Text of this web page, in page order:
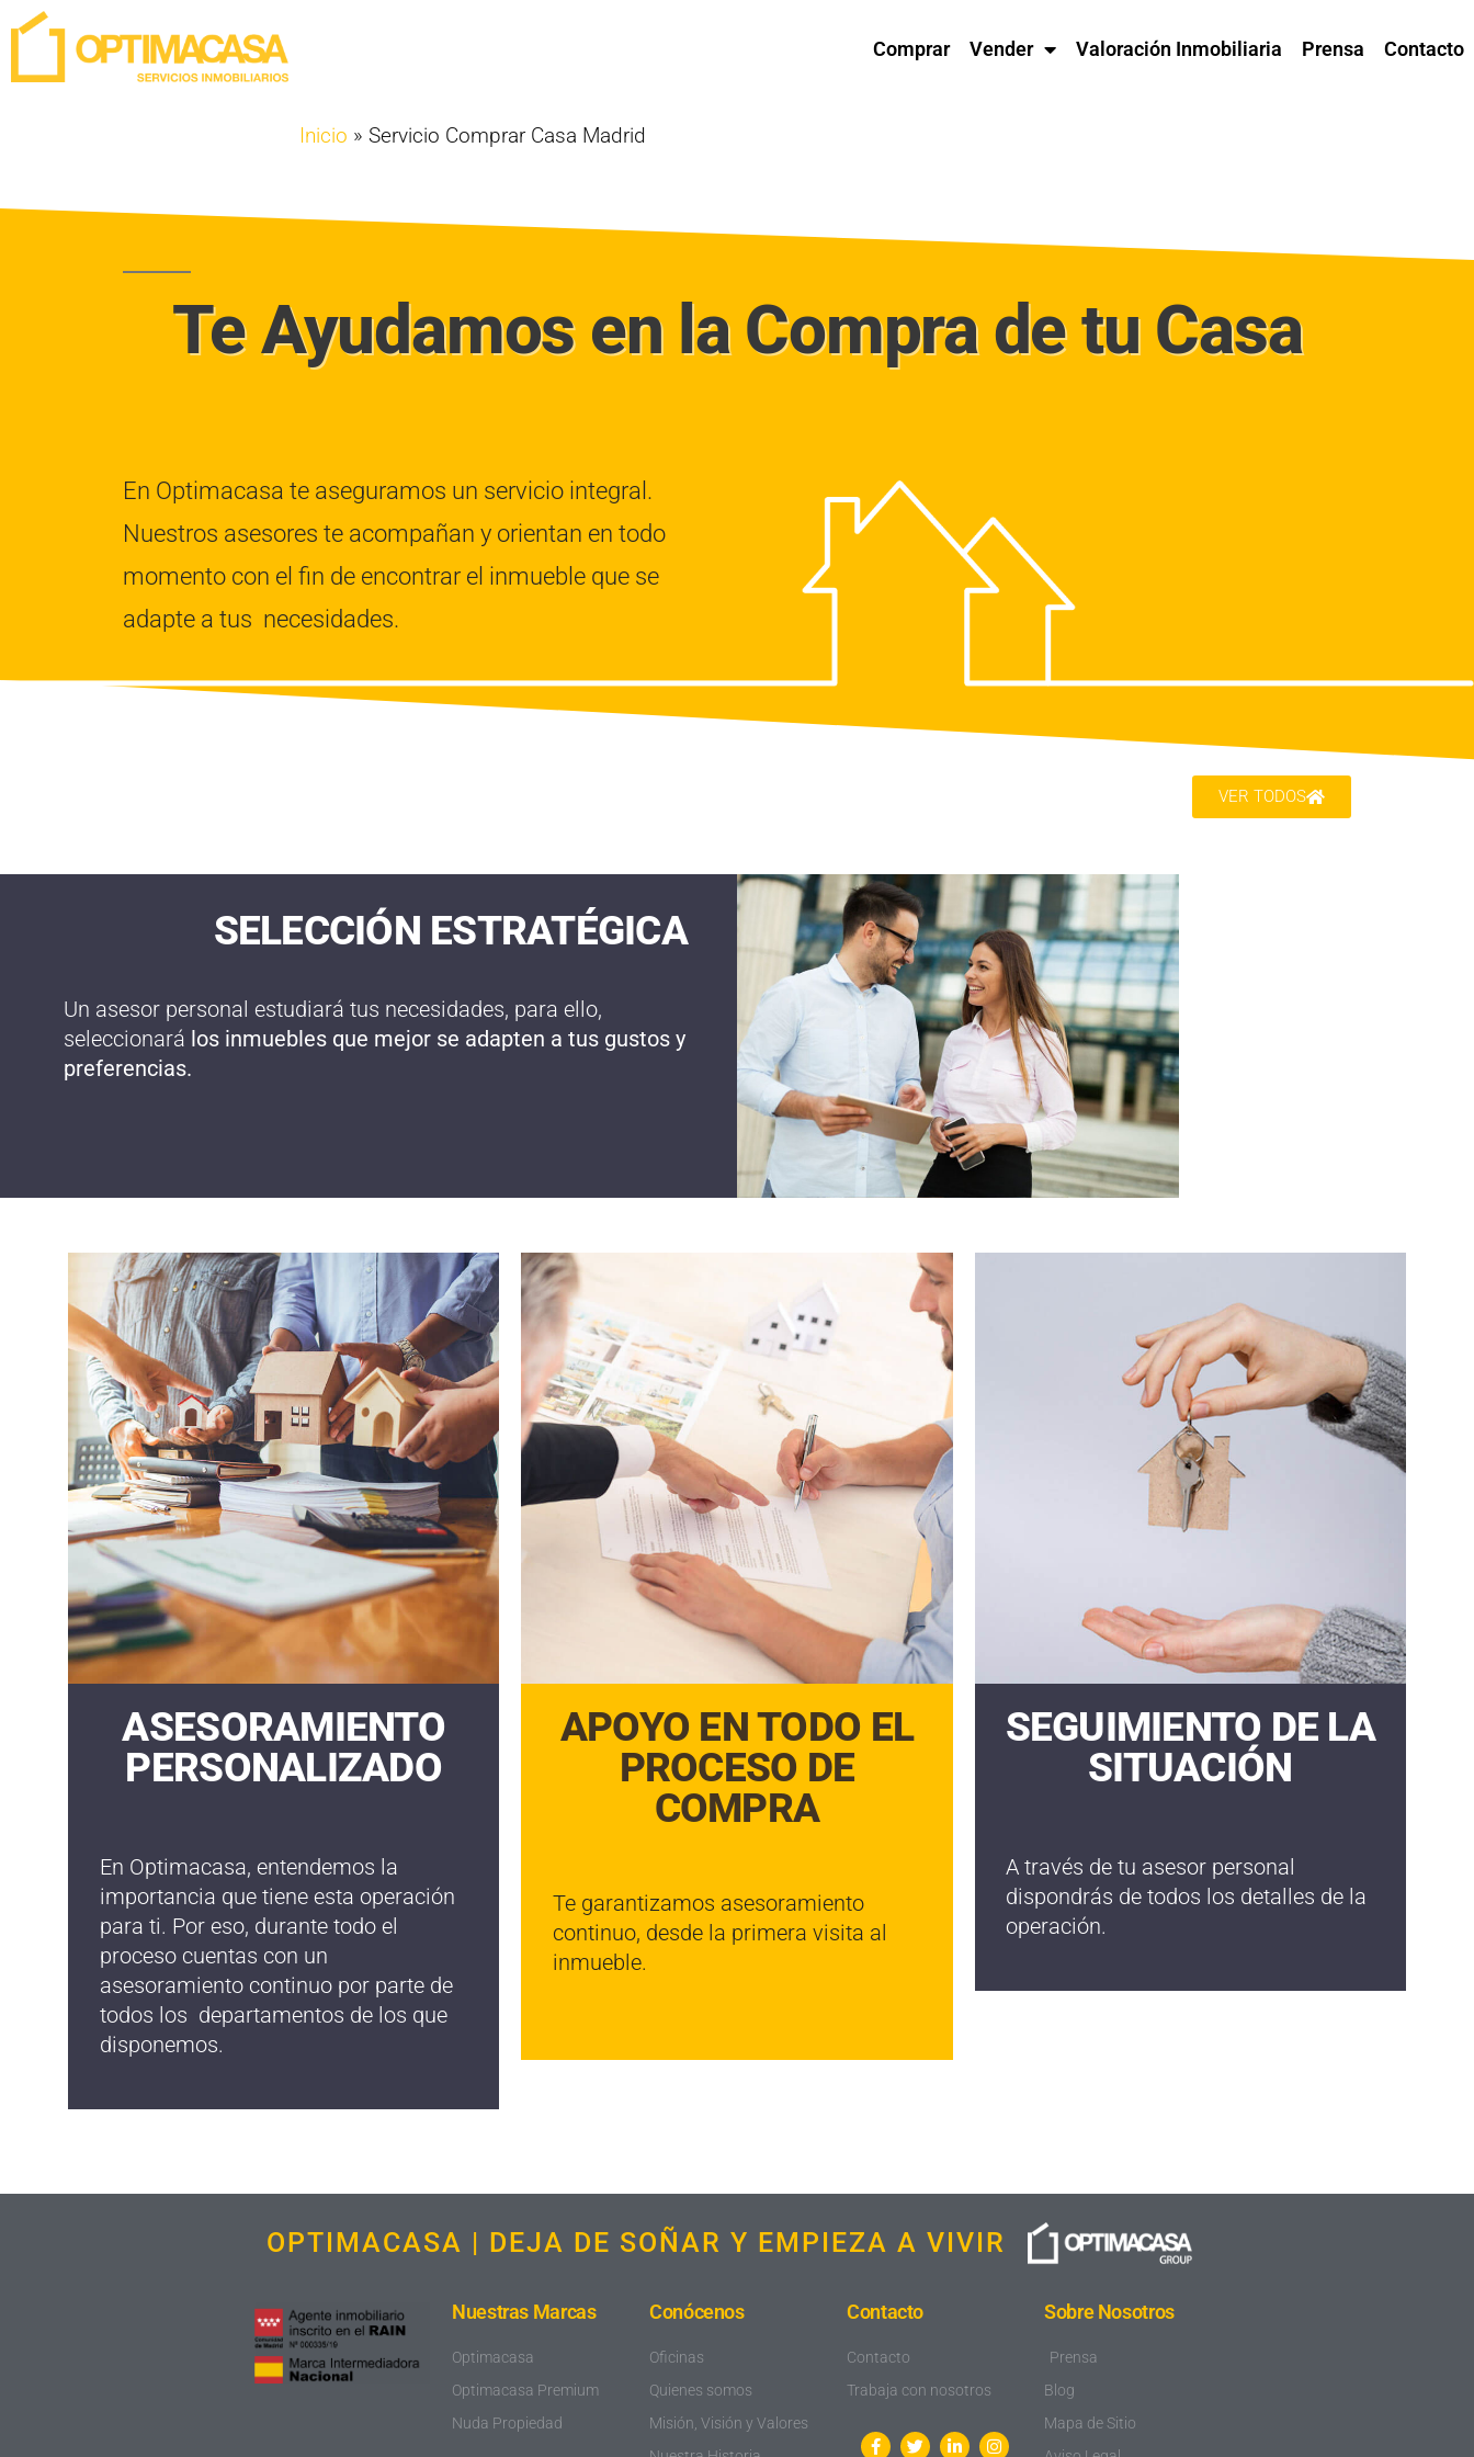
Comprar Vender Valoración Inmobiliaria Prensa Contacto
Inicio » Servicio Comprar Casa Madrid
Te Ayudamos en la Compra de tu Casa
En Optimacasa te aseguramos un servicio integral.
Nuestros asesores te acompañan y orientan en todo
momento con el fin de encontrar el inmueble que se
adapte a tus necesidades.
VER TODOS
SELECCIÓN ESTRATÉGICA
Un asesor personal estudiará tus necesidades, para ello,
seleccionará los inmuebles que mejor se adapten a tus gustos y
preferencias.
ASESORAMIENTO
PERSONALIZADO
En Optimacasa, entendemos la
importancia que tiene esta operación
para ti. Por eso, durante todo el
proceso cuentas con un
asesoramiento continuo por parte de
todos los departamentos de los que
disponemos.
APOYO EN TODO EL
PROCESO DE
COMPRA
Te garantizamos asesoramiento
continuo, desde la primera visita al
inmueble.
SEGUIMIENTO DE LA
SITUACIÓN
A través de tu asesor personal
dispondrás de todos los detalles de la
operación.
OPTIMACASA | DEJA DE SOÑAR Y EMPIEZA A VIVIR
Nuestras Marcas
Optimacasa
Optimacasa Premium
Nuda Propiedad
Conócenos
Oficinas
Quienes somos
Misión, Visión y Valores
Contacto
Contacto
Trabaja con nosotros
Sobre Nosotros
Prensa
Blog
Mapa de Sitio